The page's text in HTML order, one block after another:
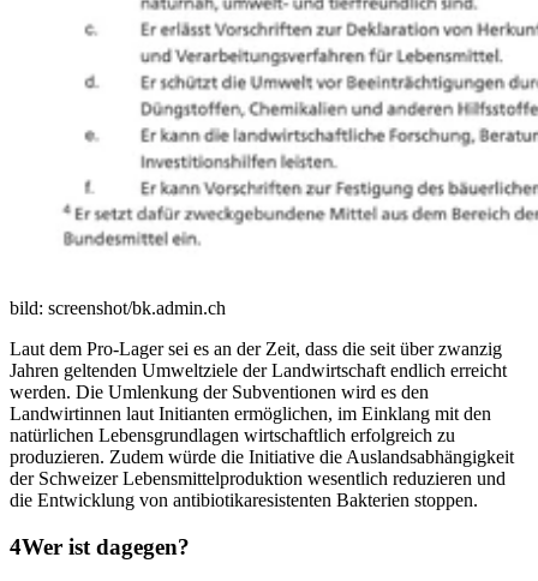
bild: screenshot/bk.admin.ch
Laut dem Pro-Lager sei es an der Zeit, dass die seit über zwanzig
Jahren geltenden Umweltziele der Landwirtschaft endlich erreicht
werden. Die Umlenkung der Subventionen wird es den
Landwirtinnen laut Initianten ermöglichen, im Einklang mit den
natürlichen Lebensgrundlagen wirtschaftlich erfolgreich zu
produzieren. Zudem würde die Initiative die Auslandsabhängigkeit
der Schweizer Lebensmittelproduktion wesentlich reduzieren und
die Entwicklung von antibiotikaresistenten Bakterien stoppen.
Wer ist dagegen?